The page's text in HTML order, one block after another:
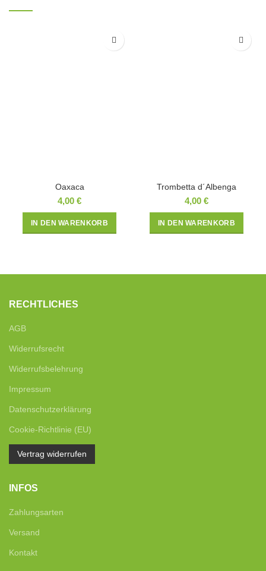
Oaxaca
4,00 €
IN DEN WARENKORB
Trombetta d´Albenga
4,00 €
IN DEN WARENKORB
RECHTLICHES
AGB
Widerrufsrecht
Widerrufsbelehrung
Impressum
Datenschutzerklärung
Cookie-Richtlinie (EU)
Vertrag widerrufen
INFOS
Zahlungsarten
Versand
Kontakt